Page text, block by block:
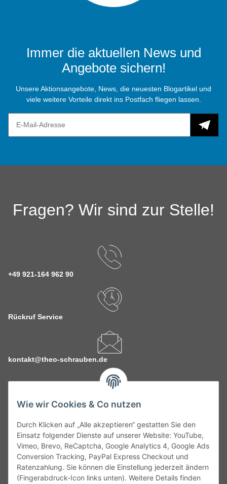
Wie wir Cookies & Co nutzen
Durch Klicken auf „Alle akzeptieren“ gestatten Sie den
Einsatz folgender Dienste auf unserer Website: YouTube,
Vimeo, Brevo, ReCaptcha, Google Analytics 4, Google Ads
Conversion Tracking, PayPal Express Checkout und
Ratenzahlung. Sie können die Einstellung jederzeit ändern
(Fingerabdruck-Icon links unten). Weitere Details finden
Immer die aktuellen News und
Angebote sichern!
Unsere Aktionsangebote, News, die neuesten Blogartikel und
viele weitere Vorteile direkt ins Postfach fliegen lassen.
Fragen? Wir sind zur Stelle!
+49 921-164 962 90
Rückruf Service
kontakt@theo-schrauben.de
Service
Gesetzliche Informationen